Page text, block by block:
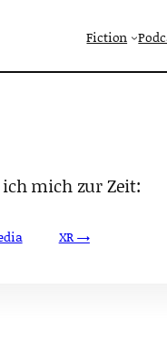
Fiction
mich zur Zeit:
XR →